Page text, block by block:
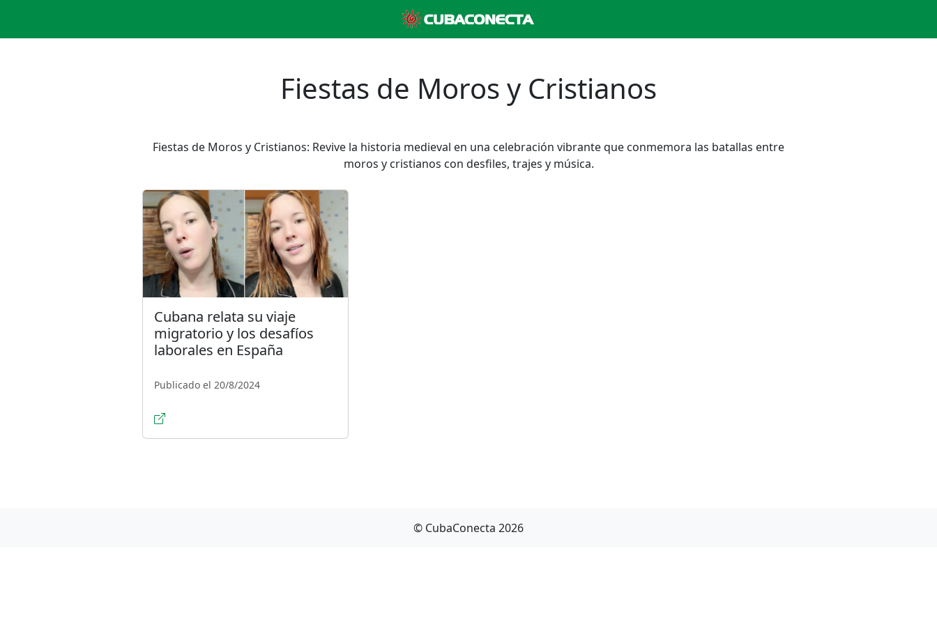
Fiestas de Moros y Cristianos
Fiestas de Moros y Cristianos: Revive la historia medieval en una celebración vibrante que conmemora las batallas entre
moros y cristianos con desfiles, trajes y música.
Cubana relata su viaje
migratorio y los desafíos
laborales en España
Publicado el 20/8/2024
© CubaConecta 2026